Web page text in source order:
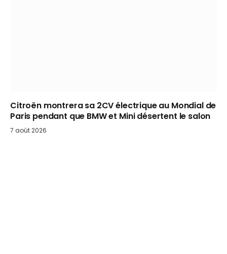
Citroën montrera sa 2CV électrique au Mondial de
Paris pendant que BMW et Mini désertent le salon
7 août 2026